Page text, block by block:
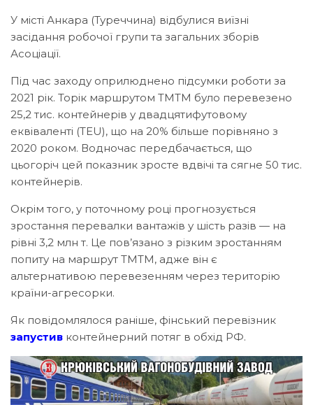
У місті Анкара (Туреччина) відбулися виїзні
засідання робочої групи та загальних зборів
Асоціації.
Під час заходу оприлюднено підсумки роботи за
2021 рік. Торік маршрутом ТМТМ було перевезено
25,2 тис. контейнерів у двадцятифутовому
еквіваленті (TEU), що на 20% більше порівняно з
2020 роком. Водночас передбачається, що
цьогоріч цей показник зросте вдвічі та сягне 50 тис.
контейнерів.
Окрім того, у поточному році прогнозується
зростання перевалки вантажів у шість разів — на
рівні 3,2 млн т. Це пов’язано з різким зростанням
попиту на маршрут ТМТМ, адже він є
альтернативою перевезенням через територію
країни-агресорки.
Як повідомлялося раніше, фінський перевізник
запустив контейнерний потяг в обхід РФ.